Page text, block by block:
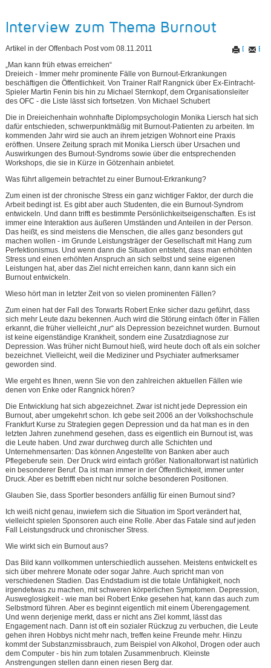
Interview zum Thema Burnout
Drucken
E-
Artikel in der Offenbach Post vom 08.11.2011
„Man kann früh etwas erreichen“
Dreieich - Immer mehr prominente Fälle von Burnout-Erkrankungen
beschäftigen die Öffentlichkeit. Von Trainer Ralf Rangnick über Ex-Eintracht-
Spieler Martin Fenin bis hin zu Michael Sternkopf, dem Organisationsleiter
des OFC - die Liste lässt sich fortsetzen. Von Michael Schubert
Die in Dreieichenhain wohnhafte Diplompsychologin Monika Liersch hat sich
dafür entschieden, schwerpunktmäßig mit Burnout-Patienten zu arbeiten. Im
kommenden Jahr wird sie auch an ihrem jetzigen Wohnort eine Praxis
eröffnen. Unsere Zeitung sprach mit Monika Liersch über Ursachen und
Auswirkungen des Burnout-Syndroms sowie über die entsprechenden
Workshops, die sie in Kürze in Götzenhain anbietet.
Was führt allgemein betrachtet zu einer Burnout-Erkrankung?
Zum einen ist der chronische Stress ein ganz wichtiger Faktor, der durch die
Arbeit bedingt ist. Es gibt aber auch Studenten, die ein Burnout-Syndrom
entwickeln. Und dann trifft es bestimmte Persönlichkeitseigenschaften. Es ist
immer eine Interaktion aus äußeren Umständen und Anteilen in der Person.
Das heißt, es sind meistens die Menschen, die alles ganz besonders gut
machen wollen - im Grunde Leistungsträger der Gesellschaft mit Hang zum
Perfektionismus. Und wenn dann die Situation entsteht, dass man erhöhten
Stress und einen erhöhten Anspruch an sich selbst und seine eigenen
Leistungen hat, aber das Ziel nicht erreichen kann, dann kann sich ein
Burnout entwickeln.
Wieso hört man in letzter Zeit von so vielen prominenten Fällen?
Zum einen hat der Fall des Torwarts Robert Enke sicher dazu geführt, dass
sich mehr Leute dazu bekennen. Auch wird die Störung einfach öfter in Fällen
erkannt, die früher vielleicht „nur“ als Depression bezeichnet wurden. Burnout
ist keine eigenständige Krankheit, sondern eine Zusatzdiagnose zur
Depression. Was früher nicht Burnout hieß, wird heute doch oft als ein solcher
bezeichnet. Vielleicht, weil die Mediziner und Psychiater aufmerksamer
geworden sind.
Wie ergeht es Ihnen, wenn Sie von den zahlreichen aktuellen Fällen wie
denen von Enke oder Rangnick hören?
Die Entwicklung hat sich abgezeichnet. Zwar ist nicht jede Depression ein
Burnout, aber umgekehrt schon. Ich gebe seit 2006 an der Volkshochschule
Frankfurt Kurse zu Strategien gegen Depression und da hat man es in den
letzten Jahren zunehmend gesehen, dass es eigentlich ein Burnout ist, was
die Leute haben. Und zwar durchweg durch alle Schichten und
Unternehmensarten: Das können Angestellte von Banken aber auch
Pflegeberufe sein. Der Druck wird einfach größer. Nationaltorwart ist natürlich
ein besonderer Beruf. Da ist man immer in der Öffentlichkeit, immer unter
Druck. Aber es betrifft eben nicht nur solche besonderen Positionen.
Glauben Sie, dass Sportler besonders anfällig für einen Burnout sind?
Ich weiß nicht genau, inwiefern sich die Situation im Sport verändert hat,
vielleicht spielen Sponsoren auch eine Rolle. Aber das Fatale sind auf jeden
Fall Leistungsdruck und chronischer Stress.
Wie wirkt sich ein Burnout aus?
Das Bild kann vollkommen unterschiedlich aussehen. Meistens entwickelt es
sich über mehrere Monate oder sogar Jahre. Auch spricht man von
verschiedenen Stadien. Das Endstadium ist die totale Unfähigkeit, noch
irgendetwas zu machen, mit schweren körperlichen Symptomen. Depression,
Ausweglosigkeit - wie man bei Robert Enke gesehen hat, kann das auch zum
Selbstmord führen. Aber es beginnt eigentlich mit einem Überengagement.
Und wenn derjenige merkt, dass er nicht ans Ziel kommt, lässt das
Engagement nach. Dann ist oft ein sozialer Rückzug zu verbuchen, die Leute
gehen ihren Hobbys nicht mehr nach, treffen keine Freunde mehr. Hinzu
kommt der Substanzmissbrauch, zum Beispiel von Alkohol, Drogen oder auch
dem Computer - bis hin zum totalen Zusammenbruch. Kleinste
Anstrengungen stellen dann einen riesen Berg dar.